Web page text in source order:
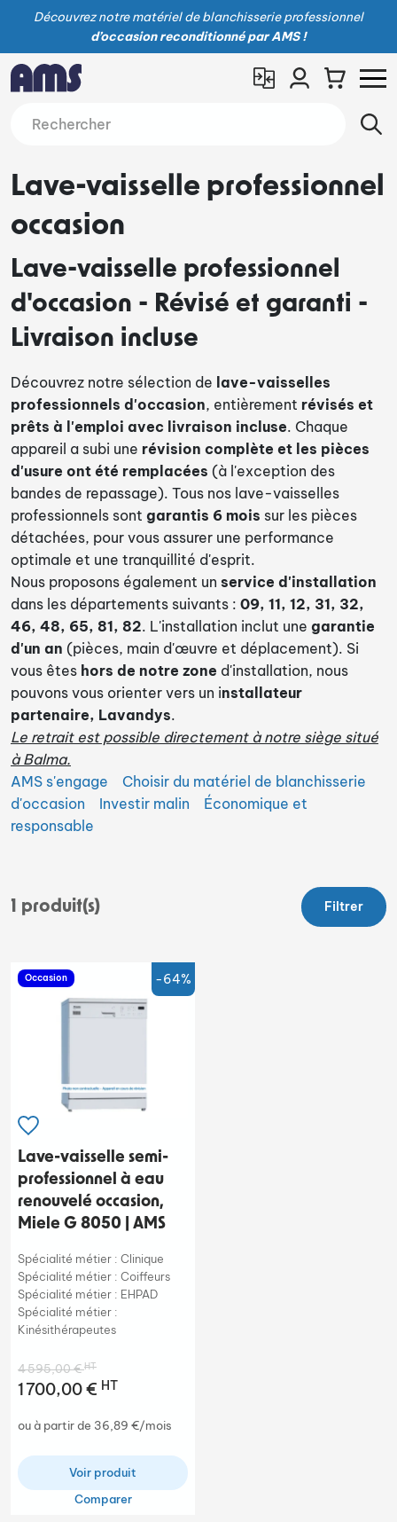
Découvrez notre matériel de blanchisserie professionnel
d’occasion reconditionné par AMS !
Lave-vaisselle professionnel
occasion
Lave-vaisselle professionnel
d'occasion - Révisé et garanti -
Livraison incluse
Découvrez notre sélection de lave-vaisselles
professionnels d'occasion, entièrement révisés et
prêts à l'emploi avec livraison incluse. Chaque
appareil a subi une révision complète et les pièces
d'usure ont été remplacées (à l'exception des
bandes de repassage). Tous nos lave-vaisselles
professionnels sont garantis 6 mois sur les pièces
détachées, pour vous assurer une performance
optimale et une tranquillité d'esprit.
Nous proposons également un service d'installation
dans les départements suivants : 09, 11, 12, 31, 32,
46, 48, 65, 81, 82. L'installation inclut une garantie
d'un an (pièces, main d'œuvre et déplacement). Si
vous êtes hors de notre zone d'installation, nous
pouvons vous orienter vers un installateur
partenaire, Lavandys.
Le retrait est possible directement à notre siège situé
à Balma.
AMS s'engage
Choisir du matériel de blanchisserie
d'occasion
Investir malin
Économique et
responsable
1 produit(s) Filtrer
Occasion -64%
Lave-vaisselle semi-
professionnel à eau
renouvelé occasion,
Miele G 8050 | AMS
Spécialité métier : Clinique
Spécialité métier : Coiffeurs
Spécialité métier : EHPAD
Spécialité métier :
Kinésithérapeutes
4 595,00 €HT
1 700,00 € HT
ou à partir de 36,89 €/mois
Voir produit
Comparer